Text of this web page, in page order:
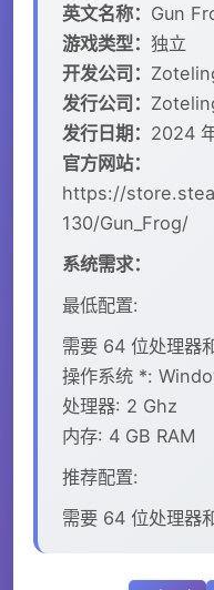
英文名称： Gun
游戏类型： 独立
开发公司：
发行公司：
发行日期： 2024
官方网站：
https://
130/Gun_Frog/
系统需求：
最低配置:
需要 64 位处理器
操作系统 *:
处理器: 2 Ghz
内存: 4 GB RAM
推荐配置:
需要 64 位处理器